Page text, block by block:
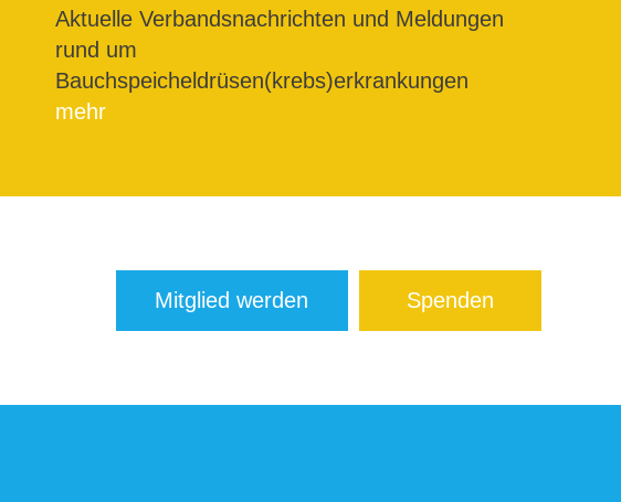
Aktuelle Verbandsnachrichten und Meldungen
rund um
Bauchspeicheldrüsen(krebs)erkrankungen
mehr
Mitglied werden Spenden